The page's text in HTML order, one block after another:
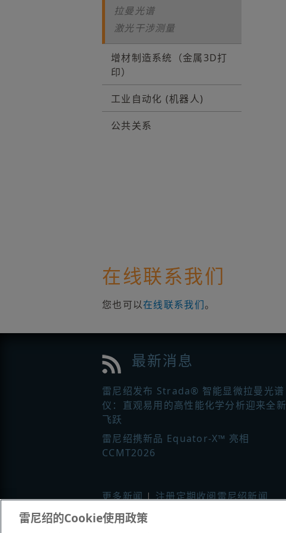
拉曼光谱
激光干涉测量
增材制造系统（金属3D打
印）
工业自动化 (机器人)
公共关系
在线联系我们
您也可以在线联系我们。
最新消息
雷尼绍发布 Strada® 智能显微拉曼光谱
仪：直观易用的高性能化学分析迎来全新
飞跃
雷尼绍携新品 Equator-X™ 亮相
CCMT2026
更多新闻|注册定期收阅雷尼绍新闻
雷尼绍的Cookie使用政策